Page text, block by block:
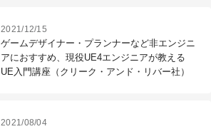
2021/12/15
ゲームデザイナー・プランナーなど非エンジニ
アにおすすめ、現役UE4エンジニアが教える
UE入門講座（クリーク・アンド・リバー社）
2021/08/04